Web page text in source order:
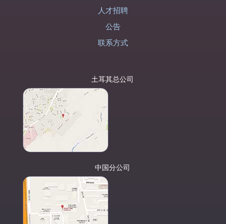
人才招聘
公告
联系方式
土耳其总公司
中国分公司